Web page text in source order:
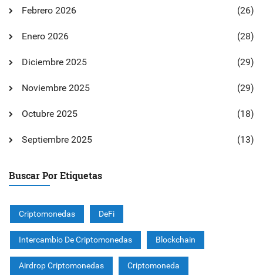
Febrero 2026 (26)
Enero 2026 (28)
Diciembre 2025 (29)
Noviembre 2025 (29)
Octubre 2025 (18)
Septiembre 2025 (13)
Buscar Por Etiquetas
Criptomonedas DeFi
Intercambio De Criptomonedas Blockchain
Airdrop Criptomonedas Criptomoneda